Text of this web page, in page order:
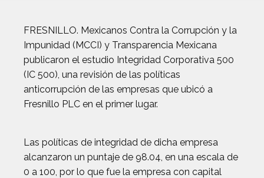
FRESNILLO. Mexicanos Contra la Corrupción y la
Impunidad (MCCI) y Transparencia Mexicana
publicaron el estudio Integridad Corporativa 500
(IC 500), una revisión de las políticas
anticorrupción de las empresas que ubicó a
Fresnillo PLC en el primer lugar.
Las políticas de integridad de dicha empresa
alcanzaron un puntaje de 98.04, en una escala de
0 a 100, por lo que fue la empresa con capital